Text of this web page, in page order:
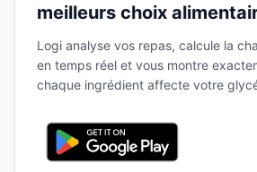
meilleurs choix
Logi analyse vos repas, calcule la
en temps réel et vous montre
chaque ingrédient affecte votre